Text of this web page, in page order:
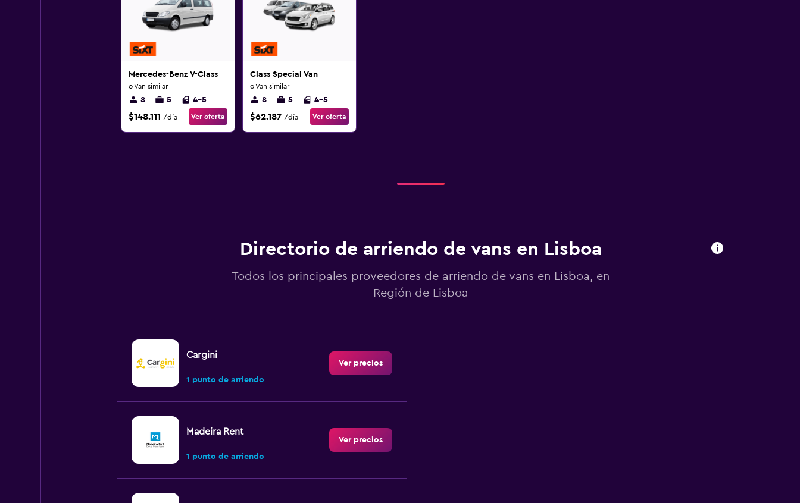
Mercedes-Benz V-Class
o Van similar
8 5 4-5
$148.111 /día Ver oferta
Class Special Van
o Van similar
8 5 4-5
$62.187 /día Ver oferta
Directorio de arriendo de vans en Lisboa
Todos los principales proveedores de arriendo de vans en Lisboa, en
Región de Lisboa
Cargini
1 punto de arriendo
Ver precios
Madeira Rent
1 punto de arriendo
Ver precios